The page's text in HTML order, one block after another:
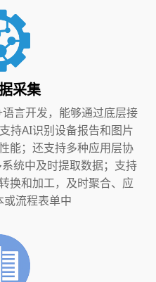
采集
言开发，能够通过底层接
持AI识别设备报告和图片
能；还支持多种应用层协
统中及时提取数据；支持
换和加工，及时聚合、应
或流程表单中